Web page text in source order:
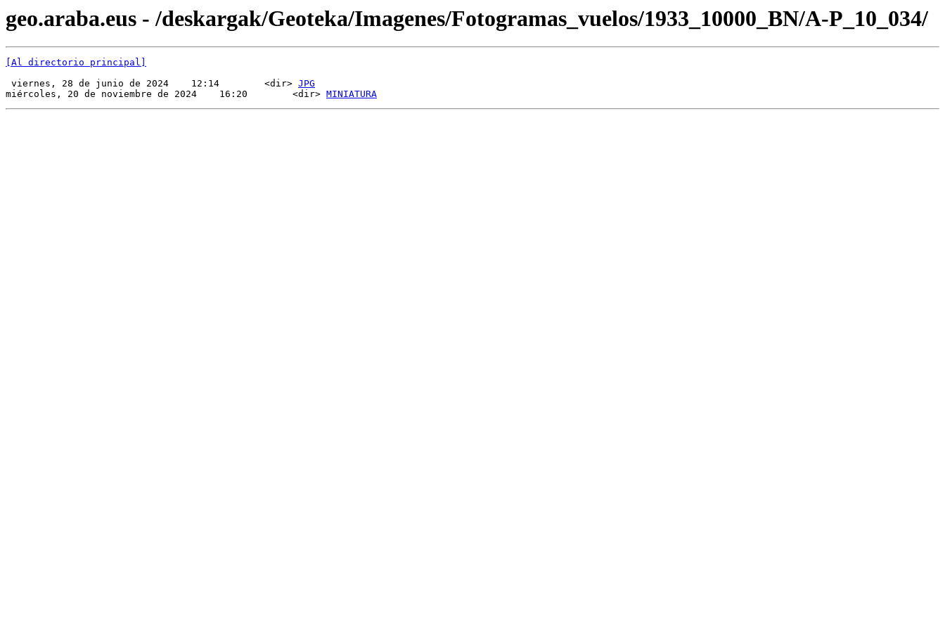
geo.araba.eus - /deskargak/Geoteka/Imagenes/Fotogramas_vuelos/1933_10000_BN/A-P_10_034/
[Al directorio principal]
viernes, 28 de junio de 2024    12:14        <dir> JPG
miércoles, 20 de noviembre de 2024    16:20        <dir> MINIATURA